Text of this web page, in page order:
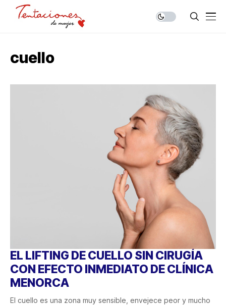
cuello
EL LIFTING DE CUELLO SIN CIRUGÍA
CON EFECTO INMEDIATO DE CLÍNICA
MENORCA
El cuello es una zona muy sensible, envejece peor y mucho